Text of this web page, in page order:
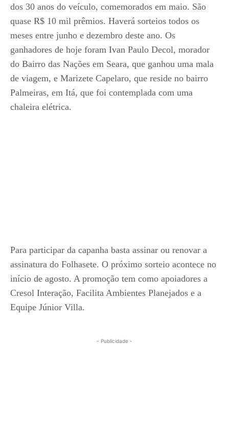
dos 30 anos do veículo, comemorados em maio. São
quase R$ 10 mil prêmios. Haverá sorteios todos os
meses entre junho e dezembro deste ano. Os
ganhadores de hoje foram Ivan Paulo Decol, morador
do Bairro das Nações em Seara, que ganhou uma mala
de viagem, e Marizete Capelaro, que reside no bairro
Palmeiras, em Itá, que foi contemplada com uma
chaleira elétrica.
Para participar da capanha basta assinar ou renovar a
assinatura do Folhasete. O próximo sorteio acontece no
início de agosto. A promoção tem como apoiadores a
Cresol Interação, Facilita Ambientes Planejados e a
Equipe Júnior Villa.
- Publicidade -